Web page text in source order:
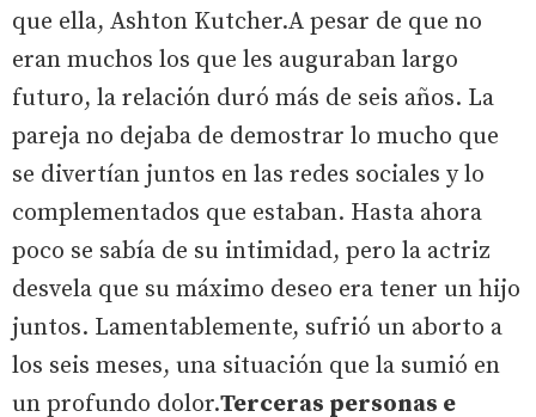
que ella, Ashton Kutcher.A pesar de que no
eran muchos los que les auguraban largo
futuro, la relación duró más de seis años. La
pareja no dejaba de demostrar lo mucho que
se divertían juntos en las redes sociales y lo
complementados que estaban. Hasta ahora
poco se sabía de su intimidad, pero la actriz
desvela que su máximo deseo era tener un hijo
juntos. Lamentablemente, sufrió un aborto a
los seis meses, una situación que la sumió en
un profundo dolor.Terceras personas e